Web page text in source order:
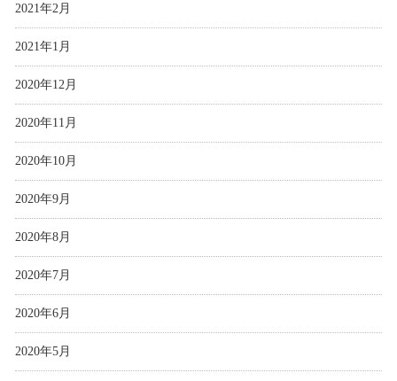
2021年2月
2021年1月
2020年12月
2020年11月
2020年10月
2020年9月
2020年8月
2020年7月
2020年6月
2020年5月